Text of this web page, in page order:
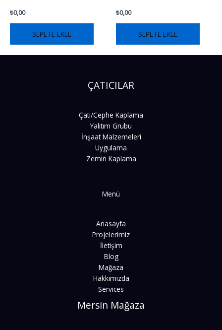
₺0,00
SEPETE EKLE
₺0,00
SEPETE EKLE
ÇATICILAR
Çatı/Cephe Kaplama
Yalıtım Grubu
İnşaat Malzemeleri
Uygulama
Zemin Kaplama
Menü
Anasayfa
Projelerimiz
İletişim
Blog
Mağaza
Hakkımızda
Services
Mersin Mağaza